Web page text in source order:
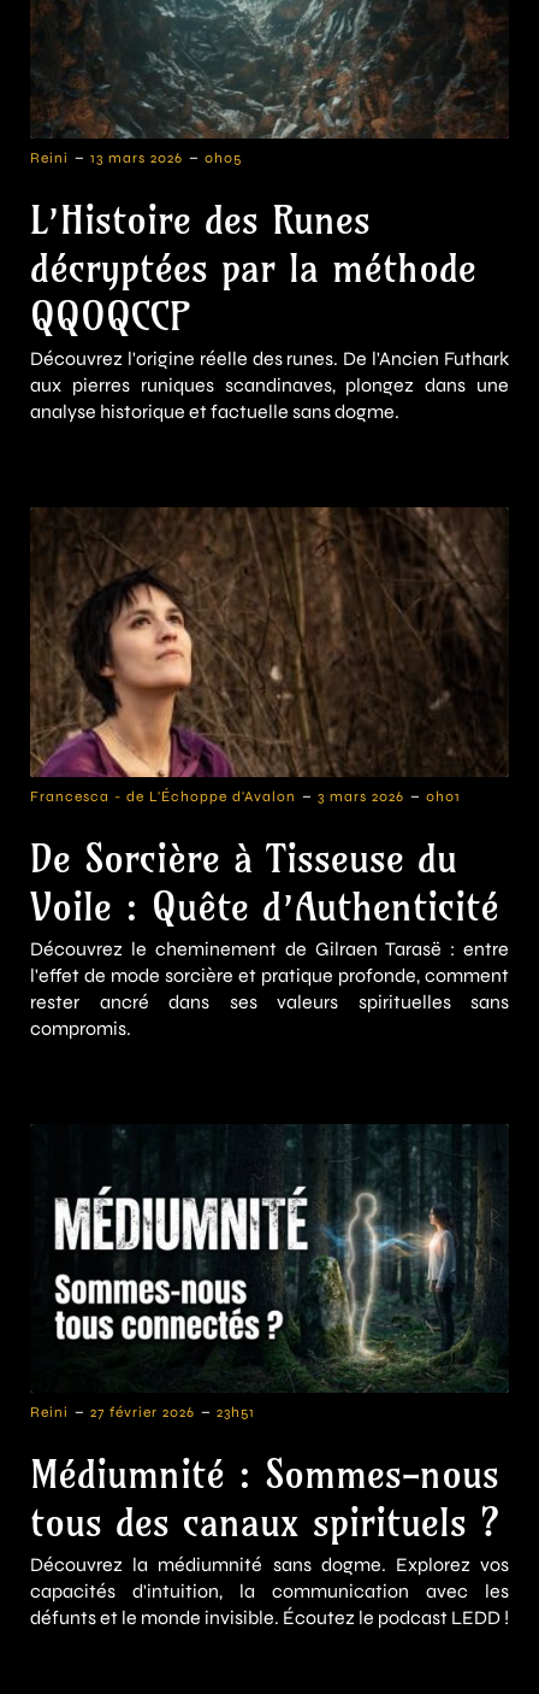
Reini - 13 mars 2026 - 0h05
L’Histoire des Runes
décryptées par la méthode
QQOQCCP
Découvrez l'origine réelle des runes. De l'Ancien Futhark
aux pierres runiques scandinaves, plongez dans une
analyse historique et factuelle sans dogme.
Francesca - de L'Échoppe d'Avalon - 3 mars 2026 - 0h01
De Sorcière à Tisseuse du
Voile : Quête d’Authenticité
Découvrez le cheminement de Gilraen Tarasë : entre
l'effet de mode sorcière et pratique profonde, comment
rester ancré dans ses valeurs spirituelles sans
compromis.
Reini - 27 février 2026 - 23h51
Médiumnité : Sommes-nous
tous des canaux spirituels ?
Découvrez la médiumnité sans dogme. Explorez vos
capacités d'intuition, la communication avec les
défunts et le monde invisible. Écoutez le podcast LEDD !